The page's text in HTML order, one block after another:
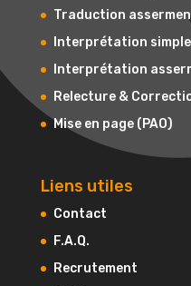
Traduction
Interprétation simple
Interprétation
Relecture &
Mise en page (PAO)
Liens utiles
Contact
F.A.Q.
Recrutement